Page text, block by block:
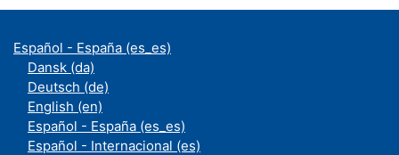
Español - España ‎(es_es)‎
Dansk ‎(da)‎
Deutsch ‎(de)‎
English ‎(en)‎
Español - España ‎(es_es)‎
Español - Internacional ‎(es)‎